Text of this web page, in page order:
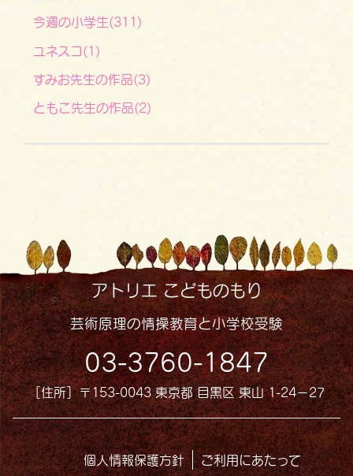
今週の小学生(311)
ユネスコ(1)
すみお先生の作品(3)
ともこ先生の作品(2)
アトリエ こどものもり
芸術原理の情操教育と小学校受験
03-3760-1847
［住所］〒153-0043 東京都 目黒区 東山 1-24−27
個人情報保護方針 ご利用にあたって